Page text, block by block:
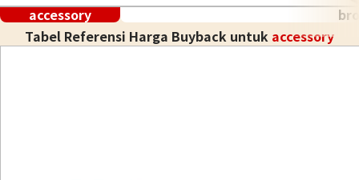
accessory
Tabel Referensi Harga Buyback untuk accessory